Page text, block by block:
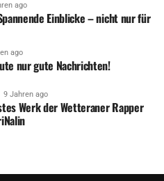
ago
Einblicke – nicht nur für
ago
nur gute Nachrichten!
9 Jahren ago
Werk der Wetteraner Rapper